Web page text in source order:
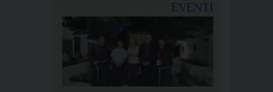
EVENTI